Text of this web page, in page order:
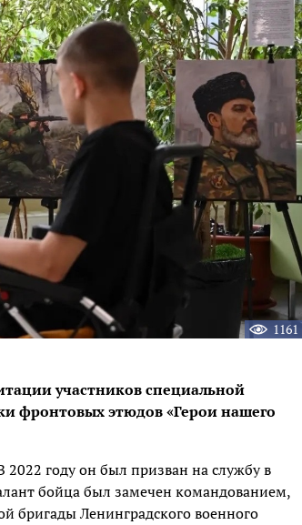
1161
участников специальной
фронтовых этюдов «Герои нашего
году он был призван на службу в
бойца был замечен командованием,
бригады Ленинградского военного